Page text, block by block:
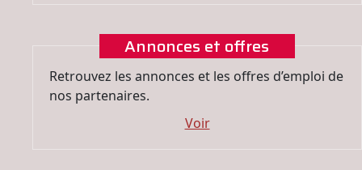
Annonces et offres
Retrouvez les annonces et les offres d’emploi de
nos partenaires.
Voir